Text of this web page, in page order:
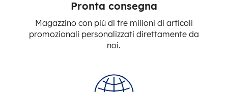
Pronta consegna
Magazzino con più di tre milioni di articoli
promozionali personalizzati direttamente da
noi.